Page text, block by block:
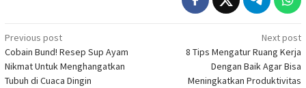
Post
navigation
Previous post
Cobain Bund! Resep Sup Ayam
Nikmat Untuk Menghangatkan
Tubuh di Cuaca Dingin
Next post
8 Tips Mengatur Ruang Kerja
Dengan Baik Agar Bisa
Meningkatkan Produktivitas